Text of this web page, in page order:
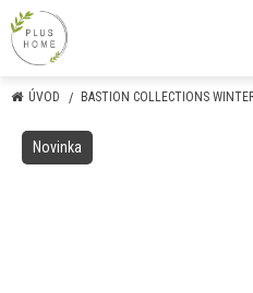
ÚVOD BASTION COLLECTIONS
Novinka